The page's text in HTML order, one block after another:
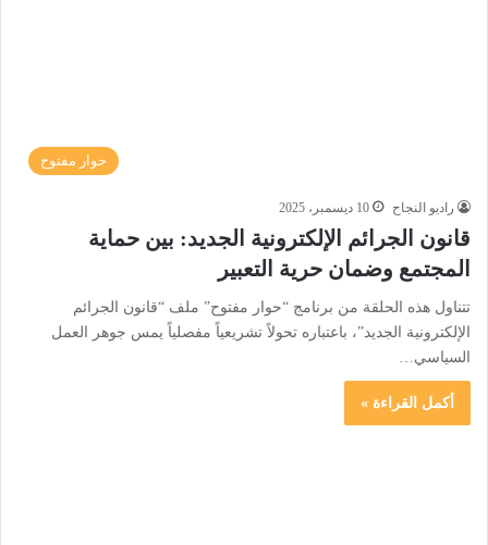
حوار مفتوح
راديو النجاح 10 ديسمبر، 2025
قانون الجرائم الإلكترونية الجديد: بين حماية
المجتمع وضمان حرية التعبير
تتناول هذه الحلقة من برنامج “حوار مفتوح” ملف “قانون الجرائم
الإلكترونية الجديد”، باعتباره تحولاً تشريعياً مفصلياً يمس جوهر العمل
السياسي…
أكمل القراءة »